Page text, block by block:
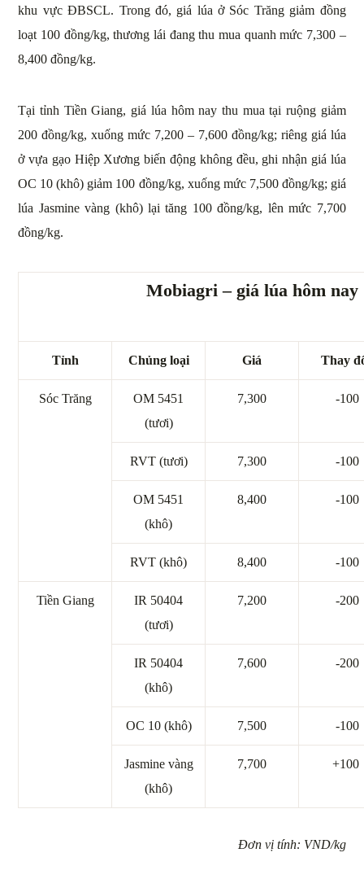
khu vực ĐBSCL. Trong đó, giá lúa ở Sóc Trăng giảm đồng
loạt 100 đồng/kg, thương lái đang thu mua quanh mức 7,300 –
8,400 đồng/kg.
Tại tỉnh Tiền Giang, giá lúa hôm nay thu mua tại ruộng giảm
200 đồng/kg, xuống mức 7,200 – 7,600 đồng/kg; riêng giá lúa
ở vựa gạo Hiệp Xương biến động không đều, ghi nhận giá lúa
OC 10 (khô) giảm 100 đồng/kg, xuống mức 7,500 đồng/kg; giá
lúa Jasmine vàng (khô) lại tăng 100 đồng/kg, lên mức 7,700
đồng/kg.
Mobiagri – giá lúa hôm nay
Tỉnh Chủng loại Giá Thay
Sóc Trăng
OM 5451
(tươi)
7,300 -100
RVT (tươi) 7,300 -100
OM 5451
(khô)
8,400 -100
RVT (khô) 8,400 -100
Tiền Giang
IR 50404
(tươi)
7,200 -200
IR 50404
(khô)
7,600 -200
OC 10 (khô) 7,500 -100
Jasmine vàng
(khô)
7,700 +100
Đơn vị tính: VND/kg